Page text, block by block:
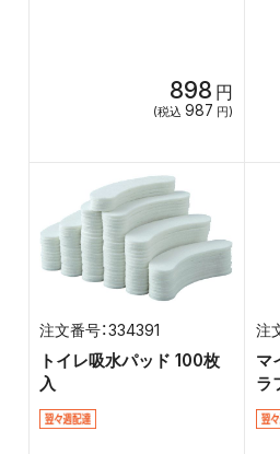
898 円
(税込 987 円)
334391
トイレ吸水パッド 100枚
入
マ
ラ